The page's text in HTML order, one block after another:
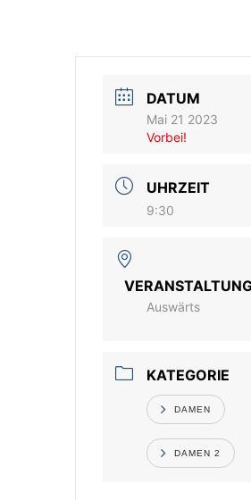
DATUM
Mai 21 2023
Vorbei!
UHRZEIT
9:30
Auswärts
KATEGORIE
DAMEN
DAMEN 2